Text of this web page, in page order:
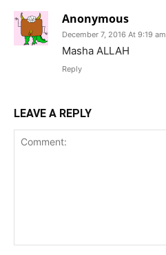
Anonymous
December 7, 2016 At 9:19 am
Masha ALLAH
Reply
LEAVE A REPLY